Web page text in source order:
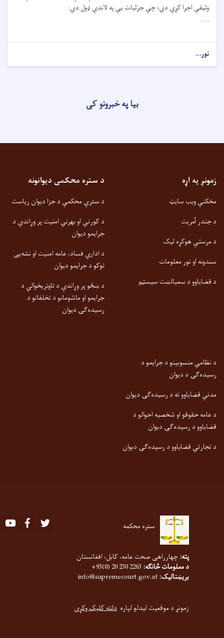
وثيقې اجرا کړې دي؛ چې جزئيات يې په لاندې ډول دي:
. . .
نور...
بیا په خبرونو کی
زمونږ په اړه
مخکنې ویب سایټ
د جندر آمریت
د مرستې هوکړه لیک
سندونه او نور معلومات
د قضایاوو د سمبالښت سیسټم
د ستره محکمی دیوانونه
د سترې محکمې د جزا دیوان ریاست
د کورني او بهرني امنیت پر وړاندې د
جرایمو دیوان
د اداري فساد، عامه امنیت او نشه‌یی
توکو د جرایمو دیوان
د ښځو پر وړاندې د تاوتریخوالي د
جرایمو او ماشومانو د تخلفاتو د
رسیده‌ګۍ دیوان
د نظامي منسوبینو د جرایمو د
رسیده‌ګۍ د دیوان
مدني قضایاوو ته د رسیده‌ګۍ دیوان
د عامه حقوقو او شخصیه احوالو د
قضایاوو د رسیده‌ګۍ دیوان
د تجارتي قضایاوو د رسیده‌ګۍ دیوان
ستره محکمه Youtube Facebook
پته: چهارراهی صحت عامه، کابل، افغانستان
د معلومات څانګه: 2263 230 20 (0)93+
بریښنالیک: info@supremecourt.gov.af
زمونږ د موقعیت لیدلو لپاره دلته کلیک وکړی